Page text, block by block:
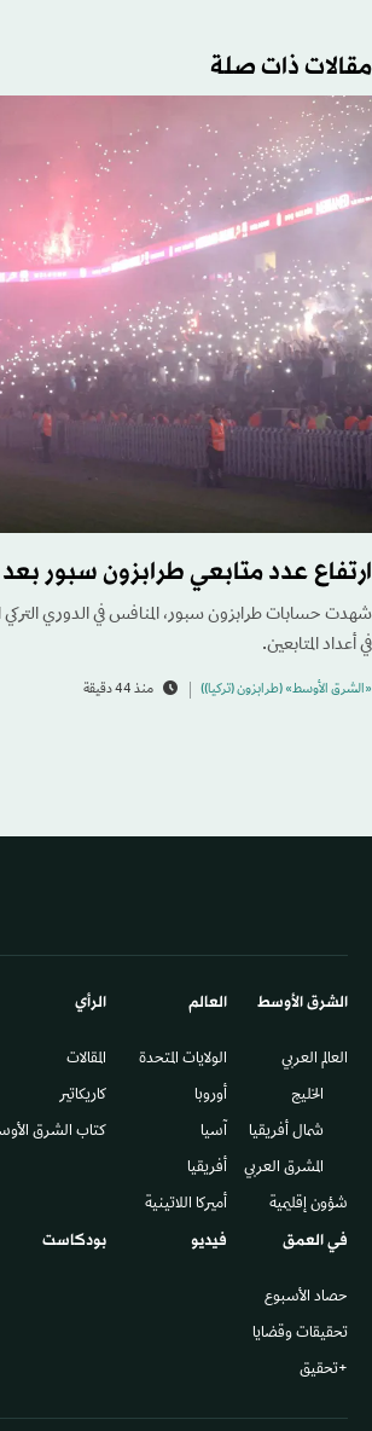
مقالات ذات صلة
ارتفاع عدد متابعي طرابزون سبور
شهدت حسابات طرابزون سبور، المنافس في الدوري التركي
في أعداد المتابعين.
«الشرق الأوسط» (طرابزون (تركيا)) منذ 44 دقيقة
الشرق الأوسط​
العالم العربي
الخليج
شمال أفريقيا
المشرق العربي
شؤون إقليمية
العالم
الولايات المتحدة
أوروبا
آسيا
أفريقيا
أميركا اللاتينية
الرأي
المقالات
كاريكاتير
كتاب الشرق
في العمق
حصاد الأسبوع
تحقيقات وقضايا
+تحقيق
فيديو بودكاست